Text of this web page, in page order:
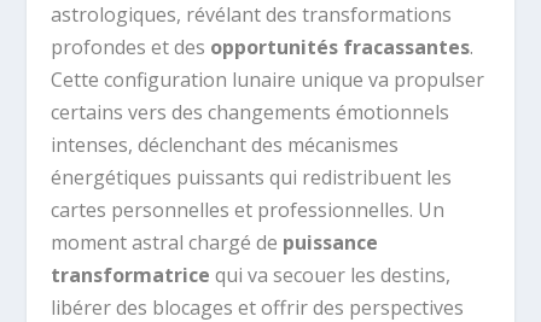
astrologiques, révélant des transformations
profondes et des opportunités fracassantes.
Cette configuration lunaire unique va propulser
certains vers des changements émotionnels
intenses, déclenchant des mécanismes
énergétiques puissants qui redistribuent les
cartes personnelles et professionnelles. Un
moment astral chargé de puissance
transformatrice qui va secouer les destins,
libérer des blocages et offrir des perspectives